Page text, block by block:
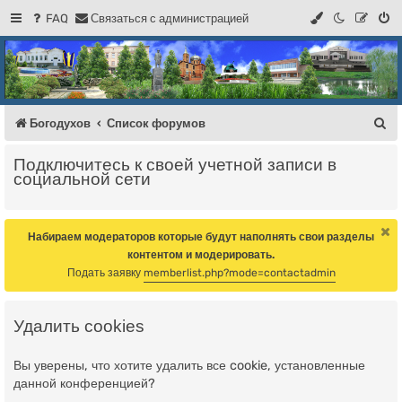
FAQ Связаться с администрацией
Регистрация
Форум Богодухова
Богодухов
Богодухов Список форумов
к
Подключитесь к своей учетной записи в
социальной сети
Набираем модераторов которые будут наполнять свои разделы
контентом и модерировать.
Подать заявку memberlist.php?mode=contactadmin
Удалить cookies
Вы уверены, что хотите удалить все cookie, установленные
данной конференцией?